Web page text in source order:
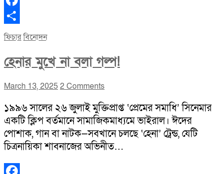
Facebook
Share
ফিচারবিনোদন
হেনার মুখে না বলা গল্প!
March 13, 20252 Comments
১৯৯৬ সালের ২৬ জুলাই মুক্তিপ্রাপ্ত ‘প্রেমের সমাধি’ সিনেমার
একটি ক্লিপ বর্তমানে সামাজিকমাধ্যমে ভাইরাল। ঈদের
পোশাক, গান বা নাটক—সবখানে চলছে ‘হেনা’ ট্রেন্ড, যেটি
চিত্রনায়িকা শাবনাজের অভিনীত…